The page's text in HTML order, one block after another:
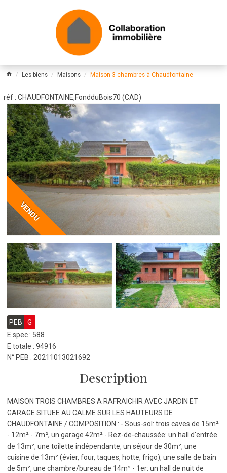
Les biens Maisons Maison 3 chambres à Chaudfontaine
réf : CHAUDFONTAINE,FondduBois70 (CAD)
VENDU
PEB
G
E spec : 588
E totale : 94916
N° PEB : 20211013021692
Description
MAISON TROIS CHAMBRES A RAFRAICHIR AVEC JARDIN ET
GARAGE SITUEE AU CALME SUR LES HAUTEURS DE
CHAUDFONTAINE / COMPOSITION : - Sous-sol: trois caves de 15m²
- 12m² - 7m², un garage 42m² - Rez-de-chaussée: un hall d'entrée
de 13m², une toilette indépendante, un séjour de 30m², une
cuisine de 13m² (évier, four, taques, hotte, frigo), une salle de bain
de 5m², une chambre/bureau de 14m² - 1er: un hall de nuit de